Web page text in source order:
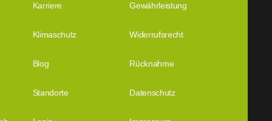
Karriere Gewährleistung
Klimaschutz Widerrufsrecht
Blog Rücknahme
Standorte Datenschutz